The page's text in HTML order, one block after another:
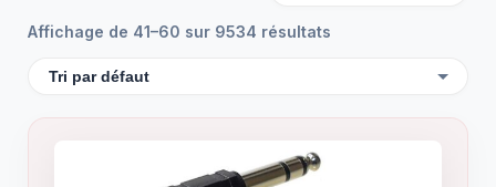
Affichage de 41–60 sur 9534 résultats